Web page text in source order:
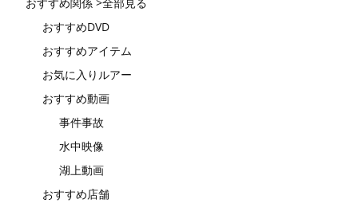
おすすめDVD
おすすめアイテム
お気に入りルアー
おすすめ動画
事件事故
水中映像
湖上動画
おすすめ店舗